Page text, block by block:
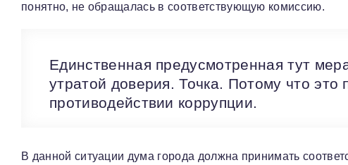
понятно, не обращалась в соответствующую комиссию.
Единственная предусмотренная тут
утратой доверия. Точка. Потому что
противодействии коррупции.
В данной ситуации дума города должна принимать